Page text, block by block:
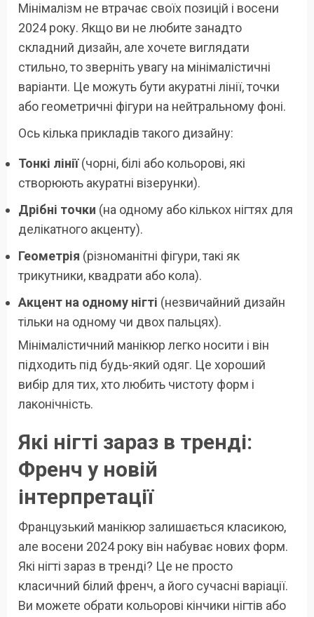
Мінімалізм не втрачає своїх позицій і восени
2024 року. Якщо ви не любите занадто
складний дизайн, але хочете виглядати
стильно, то зверніть увагу на мінімалістичні
варіанти. Це можуть бути акуратні лінії, точки
або геометричні фігури на нейтральному фоні.
Ось кілька прикладів такого дизайну:
Тонкі лінії(чорні, білі або кольорові, які
створюють акуратні візерунки).
Дрібні точки (на одному або кількох нігтях для
делікатного акценту).
Геометрія (різноманітні фігури, такі як
трикутники, квадрати або кола).
Акцент на одному нігті (незвичайний дизайн
тільки на одному чи двох пальцях).
Мінімалістичний манікюр легко носити і він
підходить під будь-який одяг. Це хороший
вибір для тих, хто любить чистоту форм і
лаконічність.
Які нігті зараз в тренді:
Френч у новій
інтерпретації
Французький манікюр залишається класикою,
але восени 2024 року він набуває нових форм.
Які нігті зараз в тренді? Це не просто
класичний білий френч, а його сучасні варіації.
Ви можете обрати кольорові кінчики нігтів або